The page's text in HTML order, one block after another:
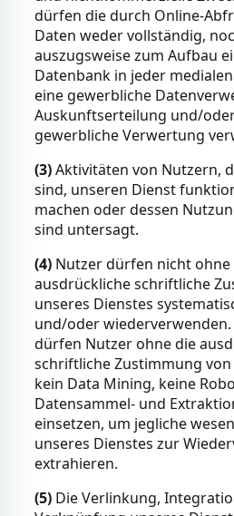
dürfen die durch Online-
Daten weder vollständig,
auszugsweise zum Aufbau
Datenbank in jeder
eine gewerbliche
Auskunftserteilung und/
gewerbliche Verwertung
(3)Aktivitäten von Nutzern,
sind, unseren Dienst
machen oder dessen
sind untersagt.
(4) Nutzer dürfen nicht ohne
ausdrückliche schriftliche
unseres Dienstes
und/oder
dürfen Nutzer ohne die
schriftliche Zustimmung
kein Data Mining, keine
Datensammel- und
einsetzen, um jegliche
unseres Dienstes zur
extrahieren.
(5) Die Verlinkung,